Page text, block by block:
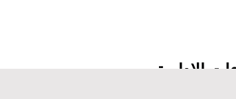
الادارية